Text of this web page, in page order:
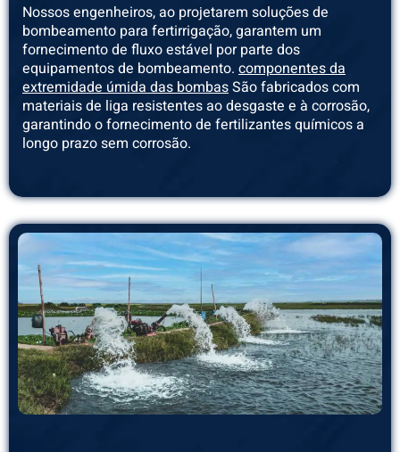
Nossos engenheiros, ao projetarem soluções de
bombeamento para fertirrigação, garantem um
fornecimento de fluxo estável por parte dos
equipamentos de bombeamento. componentes da
extremidade úmida das bombasSão fabricados com
materiais de liga resistentes ao desgaste e à corrosão,
garantindo o fornecimento de fertilizantes químicos a
longo prazo sem corrosão.